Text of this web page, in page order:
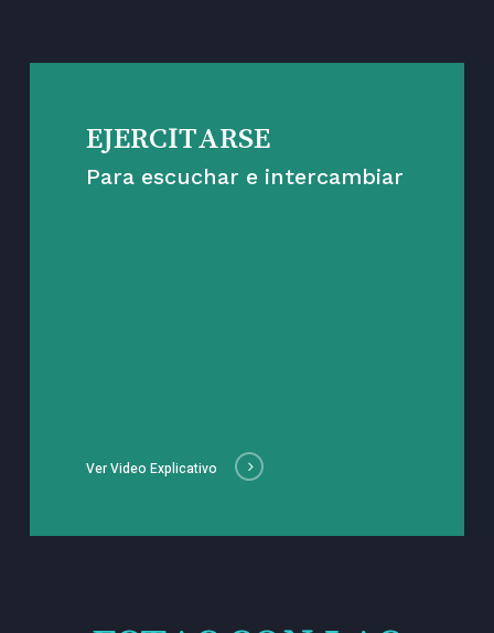
EJERCITARSE
Para escuchar e intercambiar
Ver Video Explicativo